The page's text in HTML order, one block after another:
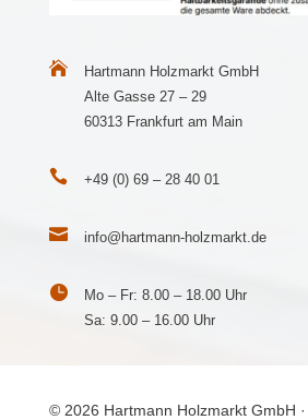

Hartmann Holzmarkt GmbH
Alte Gasse 27 – 29
60313 Frankfurt am Main
 +49 (0) 69 – 28 40 01
 info@hartmann-holzmarkt.de

Mo – Fr: 8.00 – 18.00 Uhr
Sa: 9.00 – 16.00 Uhr
© 2026 Hartmann Holzmarkt GmbH ·